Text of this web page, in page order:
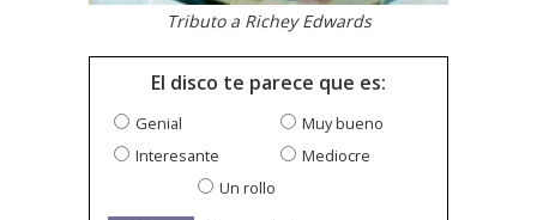
Tributo a Richey Edwards
El disco te parece que es:
Genial
Muy bueno
Interesante
Mediocre
Un rollo